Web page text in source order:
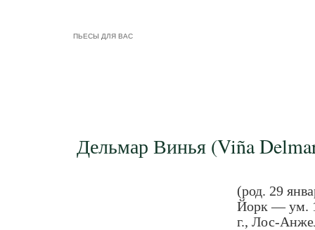
ПЬЕСЫ ДЛЯ ВАС
Дельмар Винья (Viña
(род. 29
Йорк — ум.
г., Лос-